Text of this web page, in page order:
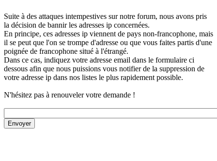
Suite à des attaques intempestives sur notre forum, nous avons pris
la décision de bannir les adresses ip concernées.
En principe, ces adresses ip viennent de pays non-francophone, mais
il se peut que l'on se trompe d'adresse ou que vous faites partis d'une
poignée de francophone situé à l'étrangé.
Dans ce cas, indiquez votre adresse email dans le formulaire ci
dessous afin que nous puissions vous notifier de la suppression de
votre adresse ip dans nos listes le plus rapidement possible.
N'hésitez pas à renouveler votre demande !